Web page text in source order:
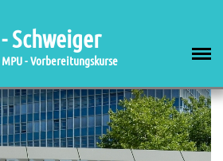
Schweiger
MPU - Vorbereitungskurse